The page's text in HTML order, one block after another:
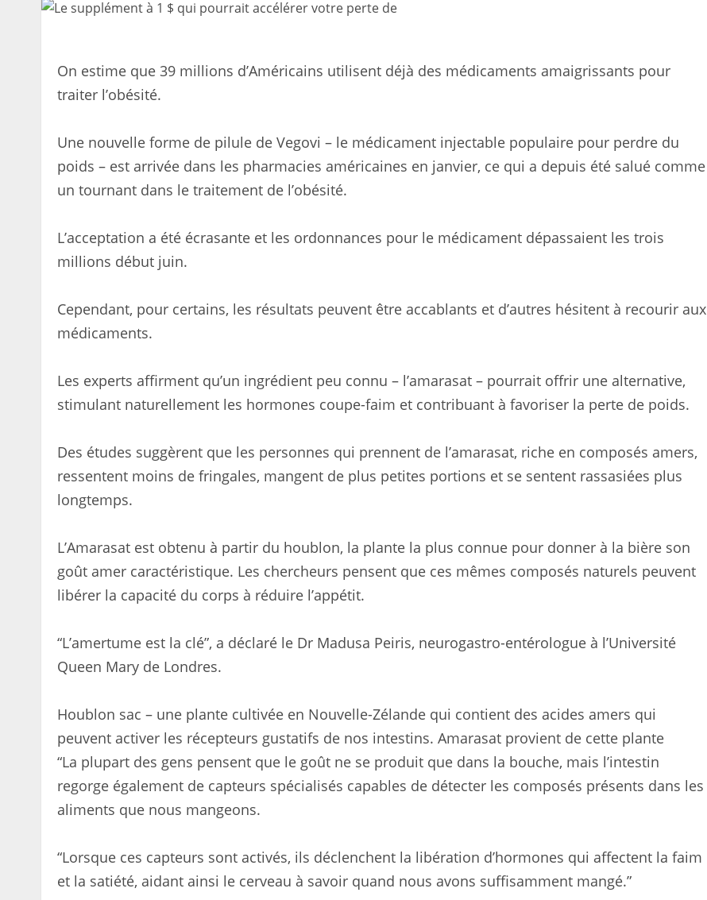
On estime que 39 millions d’Américains utilisent déjà des médicaments amaigrissants pour
traiter l’obésité.
Une nouvelle forme de pilule de Vegovi – le médicament injectable populaire pour perdre du
poids – est arrivée dans les pharmacies américaines en janvier, ce qui a depuis été salué comme
un tournant dans le traitement de l’obésité.
L’acceptation a été écrasante et les ordonnances pour le médicament dépassaient les trois
millions début juin.
Cependant, pour certains, les résultats peuvent être accablants et d’autres hésitent à recourir aux
médicaments.
Les experts affirment qu’un ingrédient peu connu – l’amarasat – pourrait offrir une alternative,
stimulant naturellement les hormones coupe-faim et contribuant à favoriser la perte de poids.
Des études suggèrent que les personnes qui prennent de l’amarasat, riche en composés amers,
ressentent moins de fringales, mangent de plus petites portions et se sentent rassasiées plus
longtemps.
L’Amarasat est obtenu à partir du houblon, la plante la plus connue pour donner à la bière son
goût amer caractéristique. Les chercheurs pensent que ces mêmes composés naturels peuvent
libérer la capacité du corps à réduire l’appétit.
“L’amertume est la clé”, a déclaré le Dr Madusa Peiris, neurogastro-entérologue à l’Université
Queen Mary de Londres.
Houblon sac – une plante cultivée en Nouvelle-Zélande qui contient des acides amers qui
peuvent activer les récepteurs gustatifs de nos intestins. Amarasat provient de cette plante
“La plupart des gens pensent que le goût ne se produit que dans la bouche, mais l’intestin
regorge également de capteurs spécialisés capables de détecter les composés présents dans les
aliments que nous mangeons.
“Lorsque ces capteurs sont activés, ils déclenchent la libération d’hormones qui affectent la faim
et la satiété, aidant ainsi le cerveau à savoir quand nous avons suffisamment mangé.”